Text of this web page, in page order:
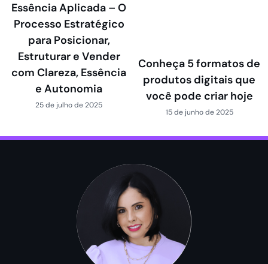
Essência Aplicada – O
Processo Estratégico
para Posicionar,
Estruturar e Vender
com Clareza, Essência
e Autonomia
25 de julho de 2025
Conheça 5 formatos de
produtos digitais que
você pode criar hoje
15 de junho de 2025